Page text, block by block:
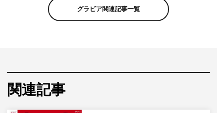
超即興ネタ番組。記念すべきレギュラー初回はジャングル
ポケットの太田博久・斉藤慎二率いる、信子（ぱーてぃー
グラビア関連記事一覧
関連記事